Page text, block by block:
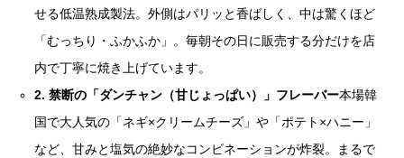
せる低温熟成製法。外側はパリッと香ばしく、中は驚くほど
「むっちり・ふかふか」。毎朝その日に販売する分だけを店
内で丁寧に焼き上げています。
2. 禁断の「ダンチャン（甘じょっぱい）」フレーバー本場韓
国で大人気の「ネギ×クリームチーズ」や「ポテト×ハニー」
など、甘みと塩気の絶妙なコンビネーションが炸裂。まるで